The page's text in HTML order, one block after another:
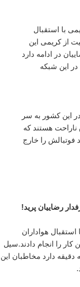
با استقبال
از کریمی این
در ادامه دارد
در این شبکه
این کشور به سر
ناراحت هستند که
فوتبالش را خارج
هواداران
کار را انجام دادند.سیل
دقیقه دارد مخاطبان این